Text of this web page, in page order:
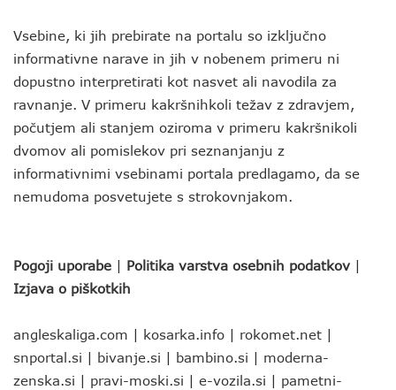
Vsebine, ki jih prebirate na portalu so izključno
informativne narave in jih v nobenem primeru ni
dopustno interpretirati kot nasvet ali navodila za
ravnanje. V primeru kakršnihkoli težav z zdravjem,
počutjem ali stanjem oziroma v primeru kakršnikoli
dvomov ali pomislekov pri seznanjanju z
informativnimi vsebinami portala predlagamo, da se
nemudoma posvetujete s strokovnjakom.
Pogoji uporabe | Politika varstva osebnih podatkov |
Izjava o piškotkih
angleskaliga.com | kosarka.info | rokomet.net |
snportal.si | bivanje.si | bambino.si | moderna-
zenska.si | pravi-moski.si | e-vozila.si | pametni-